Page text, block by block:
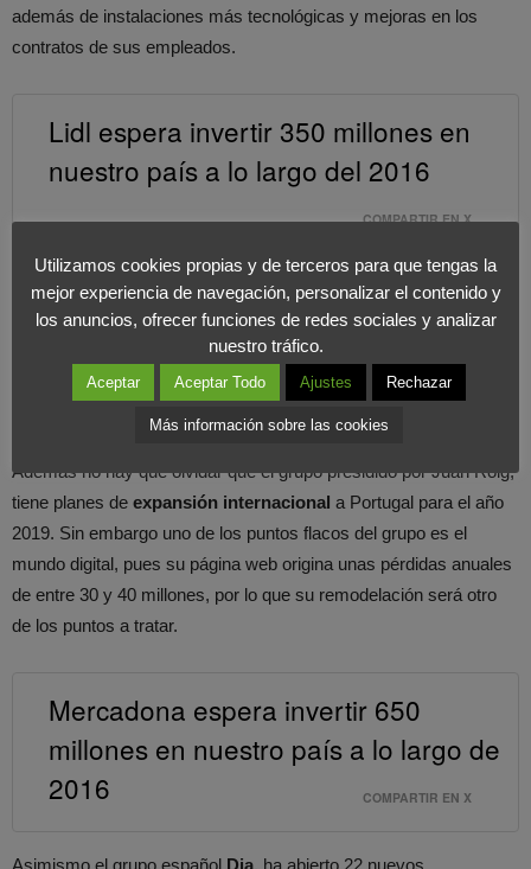
además de instalaciones más tecnológicas y mejoras en los
contratos de sus empleados.
Lidl espera invertir 350 millones en
nuestro país a lo largo del 2016
COMPARTIR EN X
Sin embargo, la marca que se lleva la palma en cuanto a
inversión esMercadona, que espera invertir alrededor de650
a lo largo del 2016 en España. En palabras del grupo
español, “La inversión irá dirigida, principalmente, a la apertura de
Además no hay que olvidar que el grupo presidido por Juan Roig,
tiene planes de expansión internacional a Portugal para el año
2019. Sin embargo uno de los puntos flacos del grupo es el
mundo digital, pues su página web origina unas pérdidas anuales
de entre 30 y 40 millones, por lo que su remodelación será otro
de los puntos a tratar.
Mercadona espera invertir 650
millones en nuestro país a lo largo de
2016
COMPARTIR EN X
Utilizamos cookies propias y de terceros para que tengas la
mejor experiencia de navegación, personalizar el contenido y
los anuncios, ofrecer funciones de redes sociales y analizar
nuestro tráfico.
Aceptar Aceptar Todo Ajustes Rechazar
Más información sobre las cookies